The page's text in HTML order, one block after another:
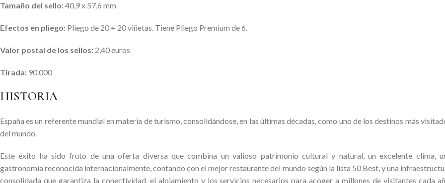
Tamaño del sello:40,9 x 57,6 mm
Efectos en pliego: Pliego de 20 + 20 viñetas. Tiene Pliego Premium de 6.
Valor postal de los sellos: 2,40 euros
Tirada: 90.000
HISTORIA
España es un referente mundial en materia de turismo, consolidándose, en las últimas décadas, como uno de los destinos más
del mundo.
Este éxito ha sido fruto de una oferta diversa que combina un valioso patrimonio cultural y natural, un excelente clima,
gastronomía reconocida internacionalmente, contando con el mejor restaurante del mundo según la lista 50 Best, y una
consolidada que garantiza la conectividad, el alojamiento y los servicios necesarios para acoger a millones de visitantes cada